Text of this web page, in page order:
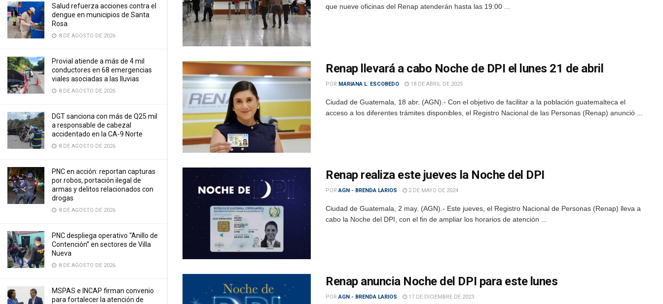
Salud refuerza acciones contra el
dengue en municipios de Santa
Rosa
8 DE AGOSTO DE 2026
Provial atiende a más de 4 mil
conductores en 68 emergencias
viales asociadas a las lluvias
8 DE AGOSTO DE 2026
DGT sanciona con más de Q25 mil
a responsable de cabezal
accidentado en la CA-9 Norte
8 DE AGOSTO DE 2026
PNC en acción: reportan capturas
por robos, portación ilegal de
armas y delitos relacionados con
drogas
8 DE AGOSTO DE 2026
PNC despliega operativo “Anillo de
Contención” en sectores de Villa
Nueva
8 DE AGOSTO DE 2026
MSPAS e INCAP firman convenio
para fortalecer la atención de
que nueve oficinas del Renap atenderán hasta las 19:00 ...
Renap llevará a cabo Noche de DPI el lunes 21 de abril
POR MARIANA L. ESCOBEDO 18 DE ABRIL DE 2025
Ciudad de Guatemala, 18 abr. (AGN).- Con el objetivo de facilitar a la población guatemalteca el
acceso a los diferentes trámites disponibles, el Registro Nacional de las Personas (Renap) anunció ...
Renap realiza este jueves la Noche del DPI
POR AGN - BRENDA LARIOS 2 DE MAYO DE 2024
Ciudad de Guatemala, 2 may. (AGN).- Este jueves, el Registro Nacional de Personas (Renap) lleva a
cabo la Noche del DPI, con el fin de ampliar los horarios de atención ...
Renap anuncia Noche del DPI para este lunes
POR AGN - BRENDA LARIOS 17 DE DICIEMBRE DE 2023